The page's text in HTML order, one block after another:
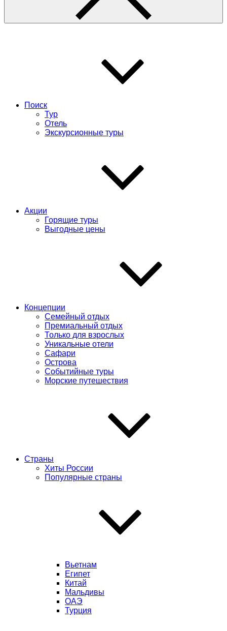
Поиск
Тур
Отель
Экскурсионные туры
Акции
Горящие туры
Выгодные цены
Концепции
Семейный отдых
Премиальный отдых
Только для взрослых
Уникальные отели
Сафари
Острова
Событийные туры
Морские путешествия
Страны
Хиты России
Популярные страны
Вьетнам
Египет
Китай
Мальдивы
ОАЭ
Турция